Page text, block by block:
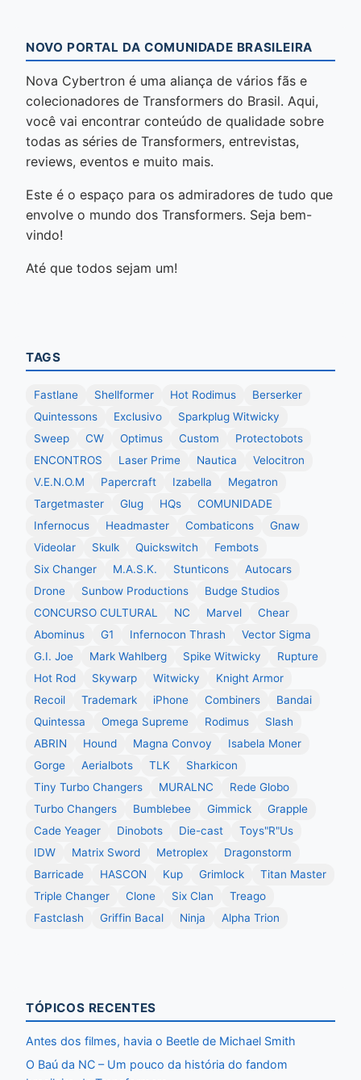
NOVO PORTAL DA COMUNIDADE BRASILEIRA
Nova Cybertron é uma aliança de vários fãs e
colecionadores de Transformers do Brasil. Aqui,
você vai encontrar conteúdo de qualidade sobre
todas as séries de Transformers, entrevistas,
reviews, eventos e muito mais.
Este é o espaço para os admiradores de tudo que
envolve o mundo dos Transformers. Seja bem-
vindo!
Até que todos sejam um!
TAGS
Fastlane Shellformer Hot Rodimus
Berserker
Quintessons
Exclusivo
Sparkplug Witwicky
Sweep
CW Optimus Custom
Protectobots
ENCONTROS
Laser Prime Nautica
Velocitron
V.E.N.O.M
Papercraft Izabella
Megatron
Targetmaster
Glug HQs
COMUNIDADE
Infernocus
Headmaster Combaticons
Gnaw
Videolar
Skulk Quickswitch
Fembots
Six Changer
M.A.S.K. Stunticons
Autocars
Drone
Sunbow Productions
Budge Studios
CONCURSO CULTURAL
NC Marvel
Chear
Abominus
G1 Infernocon Thrash
Vector Sigma
G.I. Joe
Mark Wahlberg Spike Witwicky
Rupture
Hot Rod
Skywarp Witwicky
Knight Armor
Recoil
Trademark iPhone Combiners
Bandai
Quintessa
Omega Supreme Rodimus
Slash
ABRIN
Hound Magna Convoy
Isabela Moner
Gorge
Aerialbots TLK
Sharkicon
Tiny Turbo Changers
MURALNC
Rede Globo
Turbo Changers
Bumblebee Gimmick
Grapple
Cade Yeager
Dinobots Die-cast
Toys"R"Us
IDW
Matrix Sword Metroplex
Dragonstorm
Barricade
HASCON Kup Grimlock
Titan Master
Triple Changer
Clone Six Clan
Treago
Fastclash
Griffin Bacal Ninja Alpha Trion
TÓPICOS RECENTES
Antes dos filmes, havia o Beetle de Michael Smith
O Baú da NC – Um pouco da história do fandom